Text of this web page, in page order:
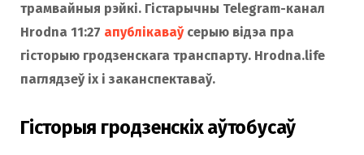
k
g
a
трамвайныя рэйкі. Гістарычны Telegram-канал
Hrodna 11:27 апублікаваўсерыю відэа пра
гісторыю гродзенскага транспарту. Hrodna.life
паглядзеў іх і заканспектаваў.
Гісторыя гродзенскіх аўтобусаў